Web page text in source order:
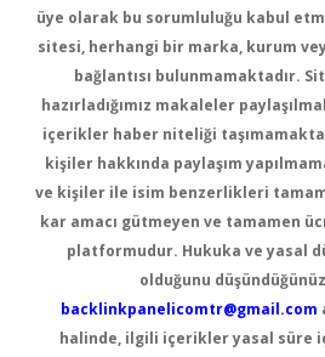
üye olarak bu sorumluluğu kabul
sitesi, herhangi bir marka, kurum
bağlantısı bulunmamaktadır.
hazırladığımız makaleler
içerikler haber niteliği
kişiler hakkında paylaşım
ve kişiler ile isim benzerlikleri
kar amacı gütmeyen ve tamamen
platformudur. Hukuka ve yasal
olduğunu
backlinkpanelicomtr@gmail.com
halinde, ilgili içerikler yasal süre